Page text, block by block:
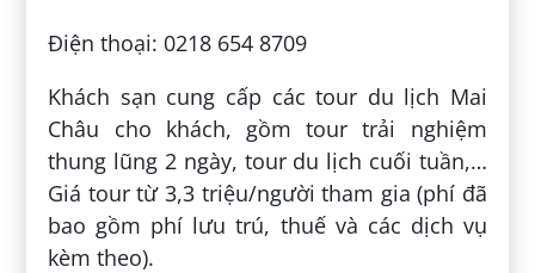
Điện thoại: 0218 654 8709
Khách sạn cung cấp các tour du lịch Mai
Châu cho khách, gồm tour trải nghiệm
thung lũng 2 ngày, tour du lịch cuối tuần,…
Giá tour từ 3,3 triệu/người tham gia (phí đã
bao gồm phí lưu trú, thuế và các dịch vụ
kèm theo).